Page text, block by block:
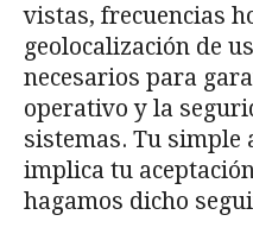
vistas, frecuencias
geolocalización de
necesarios para
operativo y la
sistemas. Tu simple
implica tu
hagamos dicho